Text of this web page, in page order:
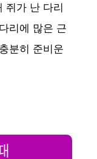
쥐가 난 다리
리에 많은 근
분히 준비운